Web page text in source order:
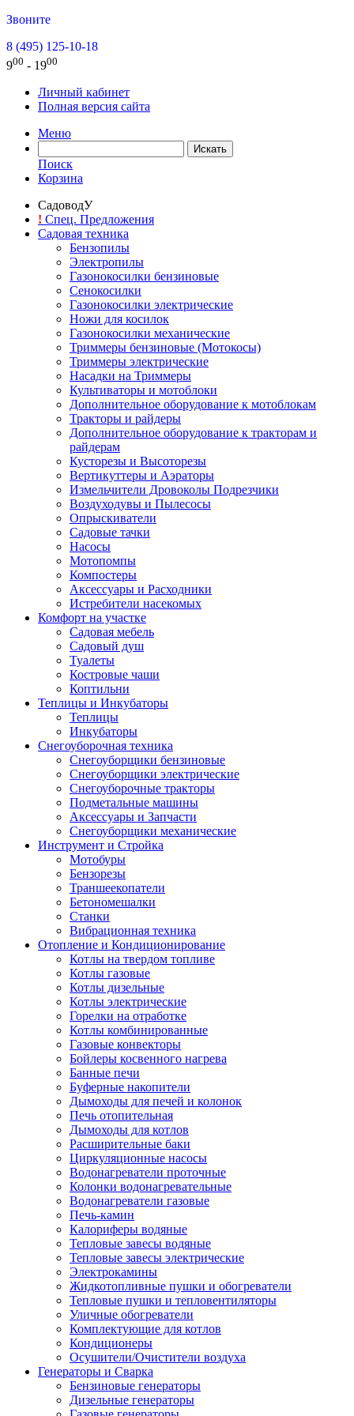
Звоните
8 (495) 125-10-18
900 - 1900
Личный кабинет
Полная версия сайта
Меню
Поиск
Корзина
СадоводУ
! Спец. Предложения
Садовая техника
Бензопилы
Электропилы
Газонокосилки бензиновые
Сенокосилки
Газонокосилки электрические
Ножи для косилок
Газонокосилки механические
Триммеры бензиновые (Мотокосы)
Триммеры электрические
Насадки на Триммеры
Культиваторы и мотоблоки
Дополнительное оборудование к мотоблокам
Тракторы и райдеры
Дополнительное оборудование к тракторам и
райдерам
Кусторезы и Высоторезы
Вертикуттеры и Аэраторы
Измельчители Дровоколы Подрезчики
Воздуходувы и Пылесосы
Опрыскиватели
Садовые тачки
Насосы
Мотопомпы
Компостеры
Аксессуары и Расходники
Истребители насекомых
Комфорт на участке
Садовая мебель
Садовый душ
Туалеты
Костровые чаши
Коптильни
Теплицы и Инкубаторы
Теплицы
Инкубаторы
Снегоуборочная техника
Снегоуборщики бензиновые
Снегоуборщики электрические
Снегоуборочные тракторы
Подметальные машины
Аксессуары и Запчасти
Снегоуборщики механические
Инструмент и Стройка
Мотобуры
Бензорезы
Траншеекопатели
Бетономешалки
Станки
Вибрационная техника
Отопление и Кондиционирование
Котлы на твердом топливе
Котлы газовые
Котлы дизельные
Котлы электрические
Горелки на отработке
Котлы комбинированные
Газовые конвекторы
Бойлеры косвенного нагрева
Банные печи
Буферные накопители
Дымоходы для печей и колонок
Печь отопительная
Дымоходы для котлов
Расширительные баки
Циркуляционные насосы
Водонагреватели проточные
Колонки водонагревательные
Водонагреватели газовые
Печь-камин
Калориферы водяные
Тепловые завесы водяные
Тепловые завесы электрические
Электрокамины
Жидкотопливные пушки и обогреватели
Тепловые пушки и тепловентиляторы
Уличные обогреватели
Комплектующие для котлов
Кондиционеры
Осушители/Очистители воздуха
Генераторы и Сварка
Бензиновые генераторы
Дизельные генераторы